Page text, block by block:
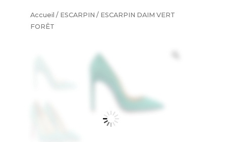
Accueil / ESCARPIN / ESCARPIN DAIM VERT
FORÊT